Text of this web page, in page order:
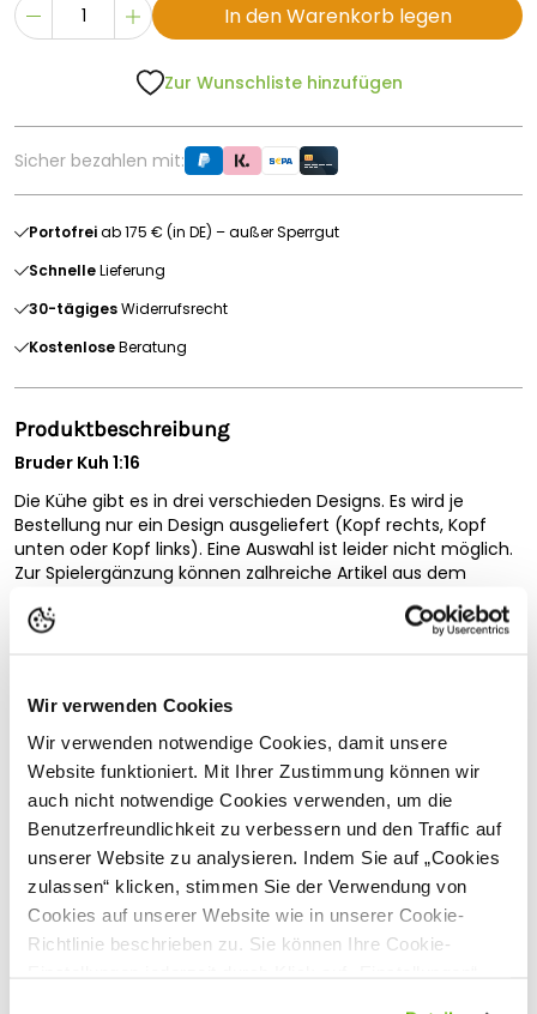
Wir verwenden Cookies
Wir verwenden notwendige Cookies, damit unsere
Website funktioniert. Mit Ihrer Zustimmung können wir
auch nicht notwendige Cookies verwenden, um die
Benutzerfreundlichkeit zu verbessern und den Traffic auf
unserer Website zu analysieren. Indem Sie auf „Cookies
zulassen“ klicken, stimmen Sie der Verwendung von
Cookies auf unserer Website wie in unserer Cookie-
Richtlinie beschrieben zu. Sie können Ihre Cookie-
In den Warenkorb legen
Zur Wunschliste hinzufügen
Sicher bezahlen mit:
Portofreiab 175 € (in DE) – außer Sperrgut
SchnelleLieferung
30-tägigesWiderrufsrecht
KostenloseBeratung
Produktbeschreibung
Bruder Kuh 1:16
Die Kühe gibt es in drei verschieden Designs. Es wird je
Bestellung nur ein Design ausgeliefert (Kopf rechts, Kopf
unten oder Kopf links). Eine Auswahl ist leider nicht möglich.
Zur Spielergänzung können zalhreiche Artikel aus dem
Inhalt
Allgemein
Achtung! Nicht für Kinder unter 36 Monaten geeignet.
Erstickungsgefahr wegen verschluckbarer Kleinteile.
hergestellt aus hochwertigen Kunststoffen wie z.B. ABS
Made by Bruder
Maßstab 1:16
Kühe gibt es in drei verschiedenen Designs (eine
Auswahl ist nicht möglich)
BRUDER Spielwaren GmbH + Co. KG, Bernbacher
Vollständige Beschreibung lesen
Kundenbewertungen
Passende Produkte